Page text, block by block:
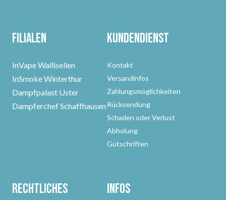
Filialen
InVape Wallisellen
InSmoke Winterthur
Dampfpalast Uster
Dampferchef Schaffhausen
Kundendienst
Kontakt
Versandinfos
Zahlungsmöglichkeiten
Rücksendung
Schaden oder Verlust
Abholung
Gutschriften
Rechtliches Infos